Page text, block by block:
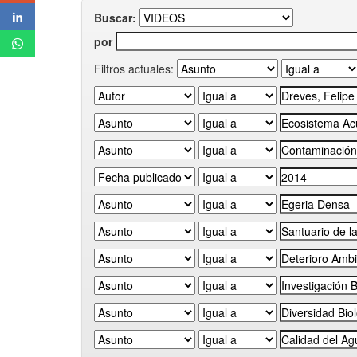
Buscar:
por
Filtros actuales: